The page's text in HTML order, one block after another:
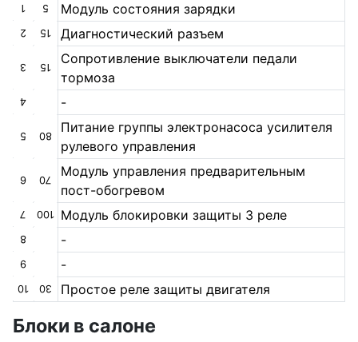
1 5 Модуль состояния зарядки
2 15 Диагностический разъем
3 15
Сопротивление выключатели педали
тормоза
4 -
5 80
Питание группы электронасоса усилителя
рулевого управления
6 70
Модуль управления предварительным
пост-обогревом
7 100 Модуль блокировки защиты 3 реле
8 -
9 -
10 30 Простое реле защиты двигателя
Блоки в салоне